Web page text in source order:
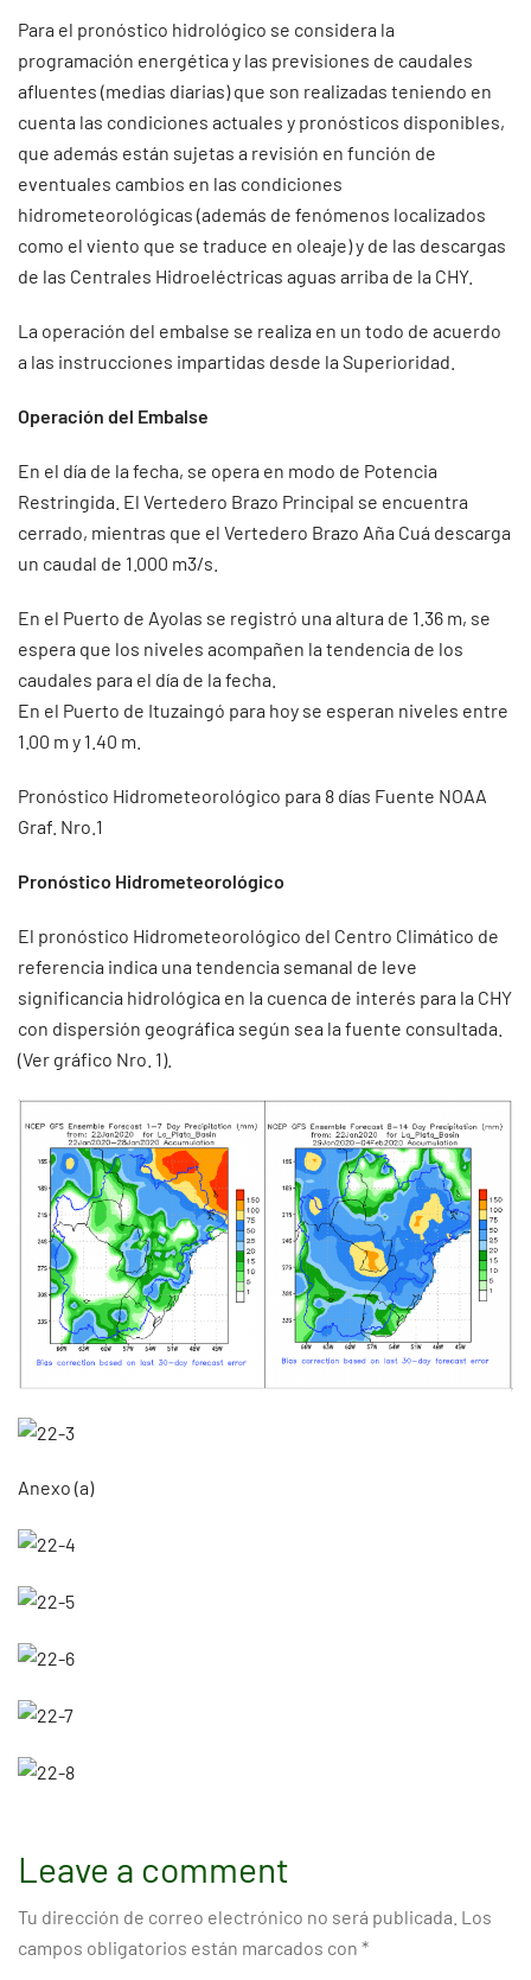
Para el pronóstico hidrológico se considera la
programación energética y las previsiones de caudales
afluentes (medias diarias) que son realizadas teniendo en
cuenta las condiciones actuales y pronósticos disponibles,
que además están sujetas a revisión en función de
eventuales cambios en las condiciones
hidrometeorológicas (además de fenómenos localizados
como el viento que se traduce en oleaje) y de las descargas
de las Centrales Hidroeléctricas aguas arriba de la CHY.
La operación del embalse se realiza en un todo de acuerdo
a las instrucciones impartidas desde la Superioridad.
Operación del Embalse
En el día de la fecha, se opera en modo de Potencia
Restringida. El Vertedero Brazo Principal se encuentra
cerrado, mientras que el Vertedero Brazo Aña Cuá descarga
un caudal de 1.000 m3/s.
En el Puerto de Ayolas se registró una altura de 1.36 m, se
espera que los niveles acompañen la tendencia de los
caudales para el día de la fecha.
En el Puerto de Ituzaingó para hoy se esperan niveles entre
1.00 m y 1.40 m.
Pronóstico Hidrometeorológico para 8 días Fuente NOAA
Graf. Nro.1
Pronóstico Hidrometeorológico
El pronóstico Hidrometeorológico del Centro Climático de
referencia indica una tendencia semanal de leve
significancia hidrológica en la cuenca de interés para la CHY
con dispersión geográfica según sea la fuente consultada.
(Ver gráfico Nro. 1).
Anexo (a)
Leave a comment
Tu dirección de correo electrónico no será publicada. Los
campos obligatorios están marcados con *